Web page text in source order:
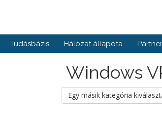
Tudásbázis Hálózat állapota
Windows
Egy másik kategória